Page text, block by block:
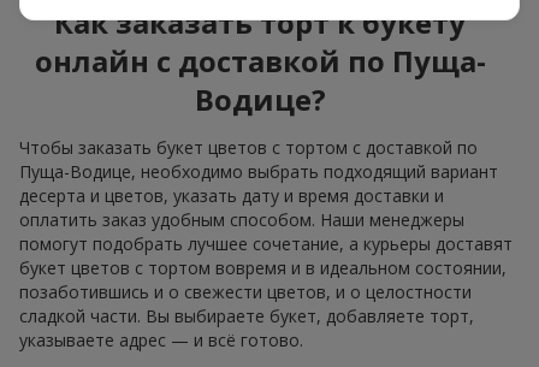
Как заказать торт к букету
онлайн с доставкой по Пуща-
Водице?
Чтобы заказать букет цветов с тортом с доставкой по
Пуща-Водице, необходимо выбрать подходящий вариант
десерта и цветов, указать дату и время доставки и
оплатить заказ удобным способом. Наши менеджеры
помогут подобрать лучшее сочетание, а курьеры доставят
букет цветов с тортом вовремя и в идеальном состоянии,
позаботившись и о свежести цветов, и о целостности
сладкой части. Вы выбираете букет, добавляете торт,
указываете адрес — и всё готово.